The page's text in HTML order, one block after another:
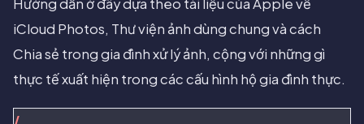
Hướng dẫn ở đây dựa theo tài liệu của Apple về
iCloud Photos, Thư viện ảnh dùng chung và cách
Chia sẻ trong gia đình xử lý ảnh, cộng với những gì
thực tế xuất hiện trong các cấu hình hộ gia đình thực.